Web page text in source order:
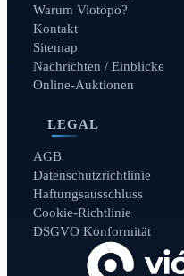
Warum Viotopo?
Kontakt
Sitemap
Nachrichten / Einblicke
Online-Auktionen
LEGAL
AGB
Datenschutzrichtlinie
Haftungsausschluss
Cookie-Richtlinie
DSGVO Konformität